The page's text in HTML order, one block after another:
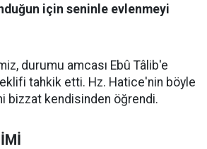
için seninle evlenmeyi
durumu amcası Ebû Tâlib'e
tahkik etti. Hz. Hatice'nin böyle
bizzat kendisinden öğrendi.